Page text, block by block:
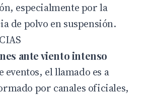
especialmente por la
de polvo en suspensión.
ante viento intenso
eventos, el llamado es a
por canales oficiales,